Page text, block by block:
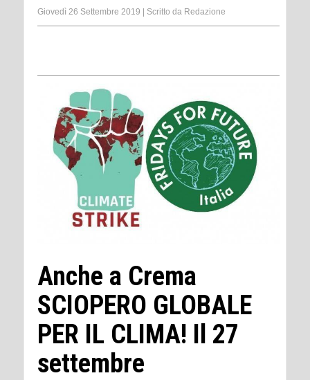
Giovedì 26 Settembre 2019 Scritto da Redazione
Anche a Crema
SCIOPERO GLOBALE
PER IL CLIMA! Il 27
settembre